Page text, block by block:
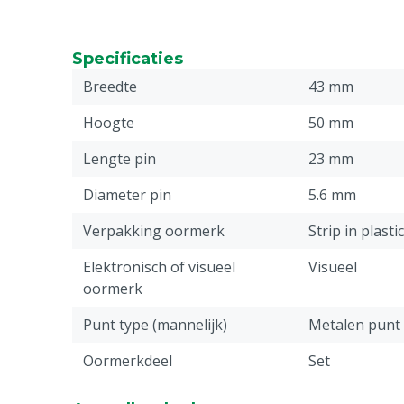
Specificaties
Breedte
43 mm
Hoogte
50 mm
Lengte pin
23 mm
Diameter pin
5.6 mm
Verpakking oormerk
Strip in
Elektronisch of visueel
oormerk
Visueel
Punt type (mannelijk)
Metalen punt
Oormerkdeel
Set